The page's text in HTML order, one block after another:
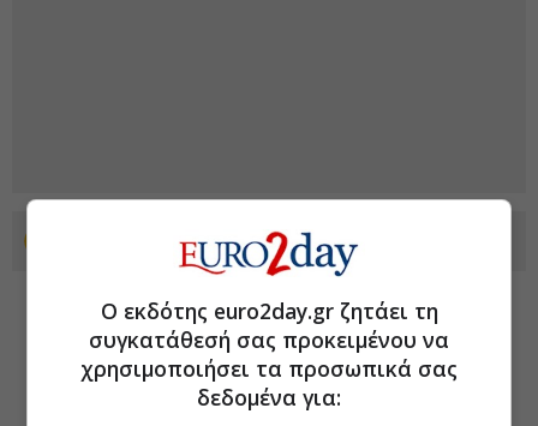
Προσθέστε το euro2day.gr στο Discover
Ο εκδότης euro2day.gr ζητάει τη
συγκατάθεσή σας προκειμένου να
χρησιμοποιήσει τα προσωπικά σας
δεδομένα για: